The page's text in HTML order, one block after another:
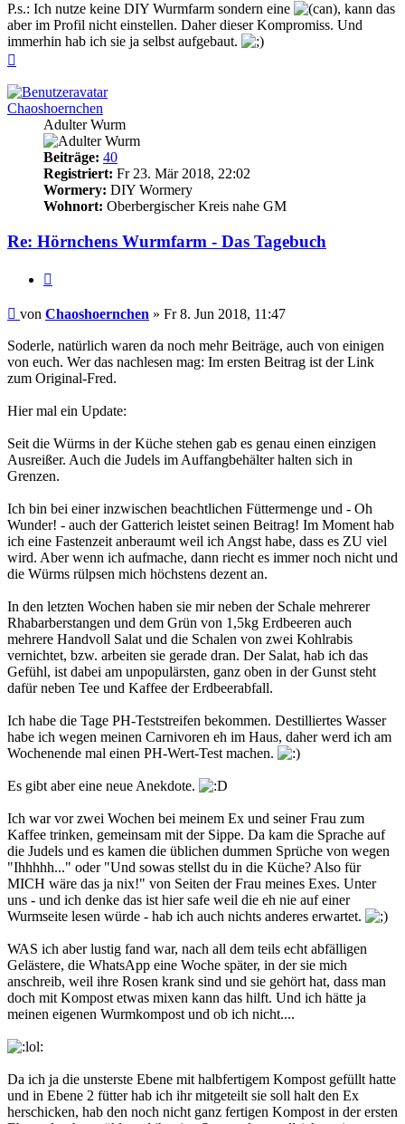
P.s.: Ich nutze keine DIY Wurmfarm sondern eine
, kann das
aber im Profil nicht einstellen. Daher dieser Kompromiss. Und
immerhin hab ich sie ja selbst aufgebaut.
Chaoshoernchen
Adulter Wurm
Beiträge: 40
Registriert: Fr 23. Mär 2018, 22:02
Wormery: DIY Wormery
Wohnort: Oberbergischer Kreis nahe GM
Re: Hörnchens Wurmfarm - Das Tagebuch
Beitrag
von Chaoshoernchen » Fr 8. Jun 2018, 11:47
Soderle, natürlich waren da noch mehr Beiträge, auch von einigen
von euch. Wer das nachlesen mag: Im ersten Beitrag ist der Link
zum Original-Fred.
Hier mal ein Update:
Seit die Würms in der Küche stehen gab es genau einen einzigen
Ausreißer. Auch die Judels im Auffangbehälter halten sich in
Grenzen.
Ich bin bei einer inzwischen beachtlichen Füttermenge und - Oh
Wunder! - auch der Gatterich leistet seinen Beitrag! Im Moment hab
ich eine Fastenzeit anberaumt weil ich Angst habe, dass es ZU viel
wird. Aber wenn ich aufmache, dann riecht es immer noch nicht und
die Würms rülpsen mich höchstens dezent an.
In den letzten Wochen haben sie mir neben der Schale mehrerer
Rhabarberstangen und dem Grün von 1,5kg Erdbeeren auch
mehrere Handvoll Salat und die Schalen von zwei Kohlrabis
vernichtet, bzw. arbeiten sie gerade dran. Der Salat, hab ich das
Gefühl, ist dabei am unpopulärsten, ganz oben in der Gunst steht
dafür neben Tee und Kaffee der Erdbeerabfall.
Ich habe die Tage PH-Teststreifen bekommen. Destilliertes Wasser
habe ich wegen meinen Carnivoren eh im Haus, daher werd ich am
Wochenende mal einen PH-Wert-Test machen.
Es gibt aber eine neue Anekdote.
Ich war vor zwei Wochen bei meinem Ex und seiner Frau zum
Kaffee trinken, gemeinsam mit der Sippe. Da kam die Sprache auf
die Judels und es kamen die üblichen dummen Sprüche von wegen
"Ihhhhh..." oder "Und sowas stellst du in die Küche? Also für
MICH wäre das ja nix!" von Seiten der Frau meines Exes. Unter
uns - und ich denke das ist hier safe weil die eh nie auf einer
Wurmseite lesen würde - hab ich auch nichts anderes erwartet.
WAS ich aber lustig fand war, nach all dem teils echt abfälligen
Gelästere, die WhatsApp eine Woche später, in der sie mich
anschreib, weil ihre Rosen krank sind und sie gehört hat, dass man
doch mit Kompost etwas mixen kann das hilft. Und ich hätte ja
meinen eigenen Wurmkompost und ob ich nicht....
Da ich ja die unsterste Ebene mit halbfertigem Kompost gefüllt hatte
und in Ebene 2 fütter hab ich ihr mitgeteilt sie soll halt den Ex
herschicken, hab den noch nicht ganz fertigen Kompost in der ersten